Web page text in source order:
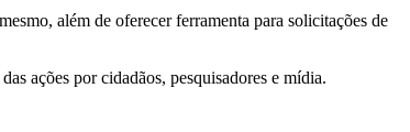
além de oferecer ferramenta para solicitações de
ações por cidadãos, pesquisadores e mídia.